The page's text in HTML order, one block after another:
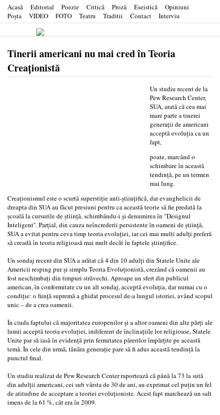
Acasă Editorial Poezie Critică Proză Eseistică
Opiniuni
Poşta
VIDEO FOTO Teatru Traditii Contact Interviu
Tinerii americani nu mai cred în Teoria
Creaţionistă
Un studiu recent de la
Pew Research Center,
SUA, arată că cea mai
mare parte a tinerei
generaţii de americani
acceptă evoluţia ca un
fapt,
poate, marcând o
schimbare în această
tendinţă, pe un termen
mai lung.
Creaţionismul este o scurtă superstiţie anti-ştiinţifică, dar evanghelicii de
dreapta din SUA au făcut presiuni pentru ca această teorie să fie predată la
şcoală la cursurile de ştiinţă, schimbându-i şi denumirea în "Designul
Inteligent". Parţial, din cauza neîncrederii persistente în oameni de ştiinţă,
SUA a evitat pentru ceva timp teoria evoluţiei, iar cei mai multi adulţi preferă
să creadă în teoria religioasă mai mult decât în faptele ştiinţifice.
Un sondaj recent din SUA a arătat că 4 din 10 adulţi din Statele Unite ale
Americii resping pur şi simplu Teoria Evoluţionistă, crezând că oamenii au
fost neschimbaţi din timpuri străvechi. Aproape un sfert din publicul
american, în conformitate cu un alt sondaj, acceptă evoluţia, dar numai cu o
condiţie: o fiinţă supremă a ghidat procesul de-a lungul istoriei, având scopul
unic – de a crea oamenii.
În ciuda faptului că majoritatea europenilor şi a altor oameni din alte părţi ale
lumii acceptă teoria evoluţiei, indiferent de înclinaţiile lor religioase, Statele
Unite par să iasă în evidenţă prin fermitatea părerilor împărţite pe această
temă. În cele din urmă, tânăra generaţie pare să fi adus această tendinţă la
punctul final.
Un studiu realizat de Pew Research Center raportează că până la 73 la sută
din adulţii americani, cei sub vârsta de 30 de ani, au exprimat cel puţin un fel
de atitudine de acceptare a teoriei evoluţioniste. Acest fapt marchează un salt
imens de la 61 %, cât era în 2009.